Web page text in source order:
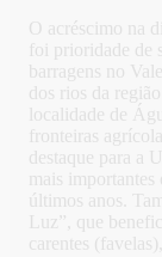
O acréscimo na
foi prioridade de
barragens no
dos rios da
localidade de
fronteiras
destaque para a
mais
últimos anos.
Luz”, que
carentes